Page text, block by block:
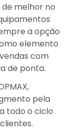
de melhor no
a opção
elemento
com
de ponta.
pela
todo o ciclo